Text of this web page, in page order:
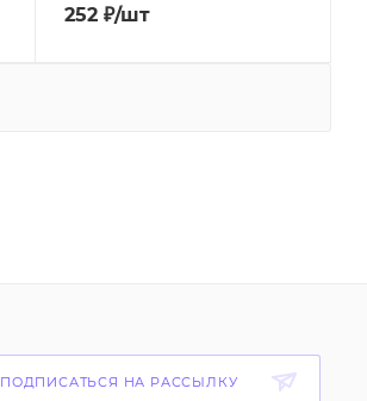
252₽/шт
ПОДПИСАТЬСЯ НА РАССЫЛКУ